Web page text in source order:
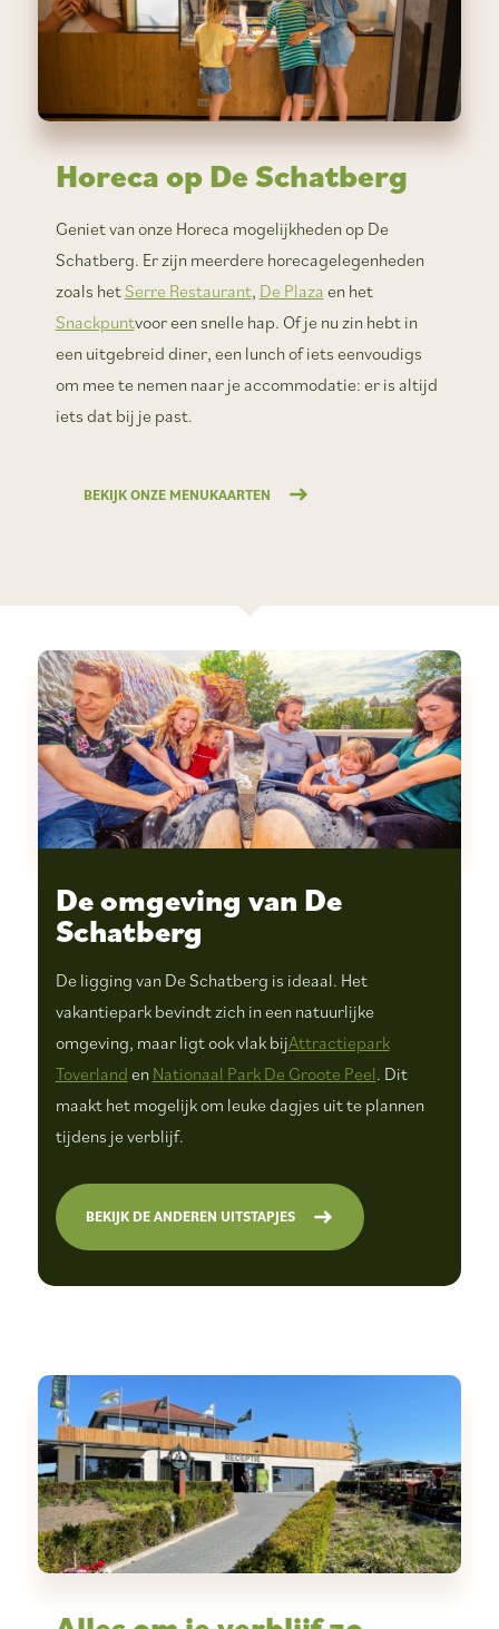
Horeca op De Schatberg
Geniet van onze Horeca mogelijkheden op De
Schatberg. Er zijn meerdere horecagelegenheden
zoals hetSerre Restaurant, De Plaza en het
Snackpuntvoor een snelle hap. Of je nu zin hebt in
een uitgebreid diner, een lunch of iets eenvoudigs
om mee te nemen naar je accommodatie: er is altijd
iets dat bij je past.
BEKIJK ONZE MENUKAARTEN
De omgeving van De
Schatberg
De ligging van De Schatberg is ideaal. Het
vakantiepark bevindt zich in een natuurlijke
omgeving, maar ligt ook vlak bijAttractiepark
Toverland en Nationaal Park De Groote Peel. Dit
maakt het mogelijk om leuke dagjes uit te plannen
tijdens je verblijf.
BEKIJK DE ANDEREN UITSTAPJES